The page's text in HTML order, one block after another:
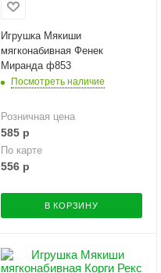
Игрушка Мякиши
мягконабивная Фенек
Миранда ф853
Посмотреть наличие
Розничная цена
585р
По карте
556р
В КОРЗИНУ